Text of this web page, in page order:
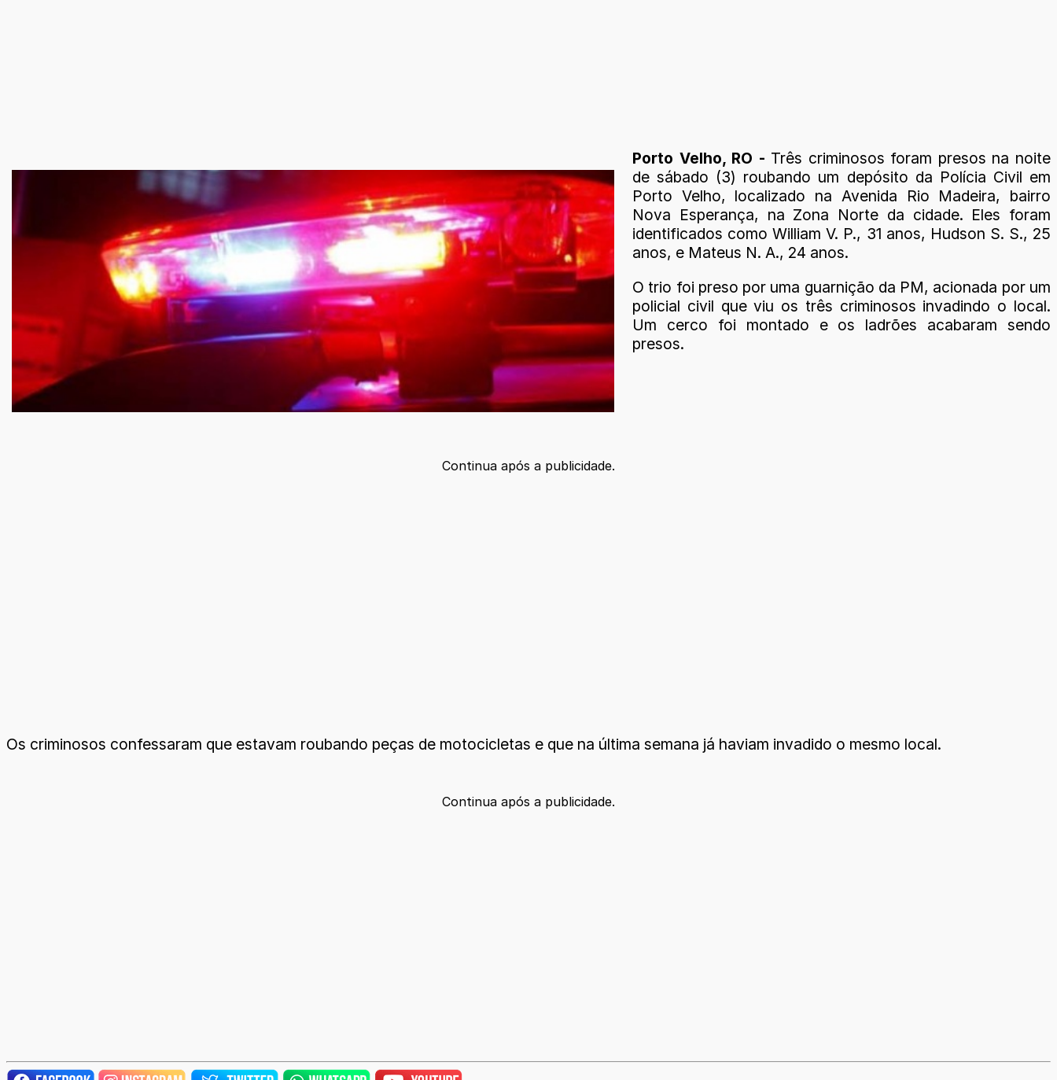
Porto Velho, RO - Três criminosos foram presos na noite
de sábado (3) roubando um depósito da Polícia Civil em
Porto Velho, localizado na Avenida Rio Madeira, bairro
Nova Esperança, na Zona Norte da cidade. Eles foram
identificados como William V. P., 31 anos, Hudson S. S., 25
anos, e Mateus N. A., 24 anos.
O trio foi preso por uma guarnição da PM, acionada por um
policial civil que viu os três criminosos invadindo o local.
Um cerco foi montado e os ladrões acabaram sendo
presos.
Continua após a publicidade.
Os criminosos confessaram que estavam roubando peças de motocicletas e que na última semana já haviam invadido o mesmo local.
Continua após a publicidade.